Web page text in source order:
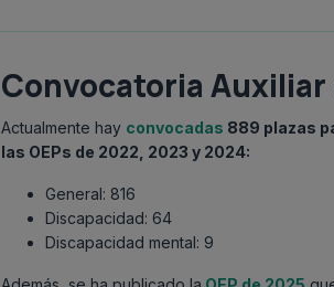
Convocatoria
Actualmente hay convocadas 889 plazas
las OEPs de 2022, 2023 y 2024:
General: 816
Discapacidad: 64
Discapacidad mental: 9